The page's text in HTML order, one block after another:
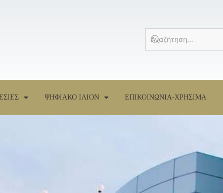
ΨΗΦΙΑΚΟ ΙΛΙΟΝ ΕΠΙΚΟΙΝΩΝΙΑ-ΧΡΗΣΙΜΑ